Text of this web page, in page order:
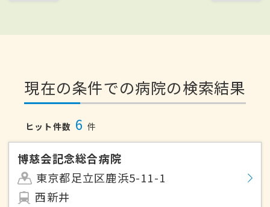
現在の条件での病院の検索結果
ヒット件数 6 件
博慈会記念総合病院
東京都足立区鹿浜5-11-1
西新井